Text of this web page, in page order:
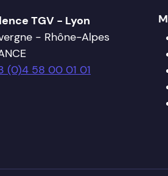
TGV - Lyon
- Rhône-Alpes
(0)4 58 00 01 01